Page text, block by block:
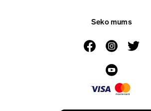
Seko mums